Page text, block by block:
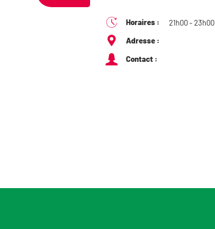
Horaires :
21h00 - 23h00
Adresse :
Contact :